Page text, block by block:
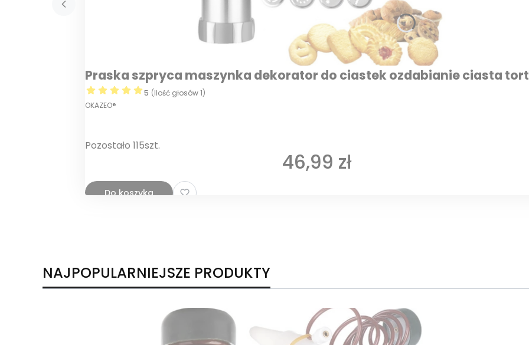
Praska szpryca maszynka dekorator do ciastek ozdabianie ciasta
5 (Ilość głosów 1)
OKAZEO®
Pozostało 115szt.
Cena
46,99 zł
Do koszyka
NAJPOPULARNIEJSZE PRODUKTY